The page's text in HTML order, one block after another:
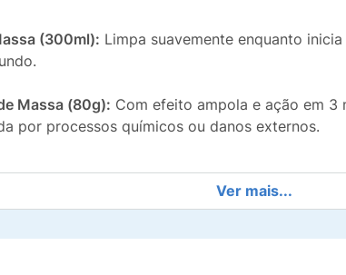
(300ml): Limpa suavemente enquanto
Massa (80g): Com efeito ampola e ação em
por processos químicos ou danos externos.
capilar da raiz às pontas.
Ver mais...